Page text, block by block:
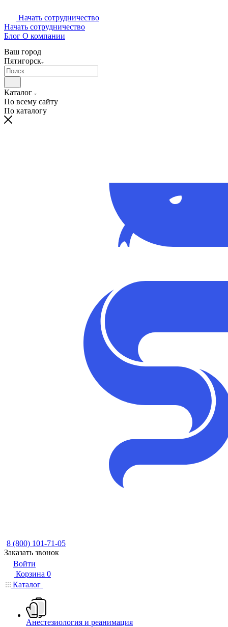
Начать сотрудничество
Начать сотрудничество
Блог О компании
Ваш город
Пятигорск
Каталог
По всему сайту
По каталогу
8 (800) 101-71-05
Заказать звонок
Войти
Корзина 0
Каталог
Анестезиология и реанимация